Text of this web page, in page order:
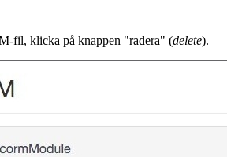
fil, klicka på knappen "radera" (delete).